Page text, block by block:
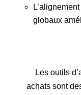
globaux
Les outils
achats sont